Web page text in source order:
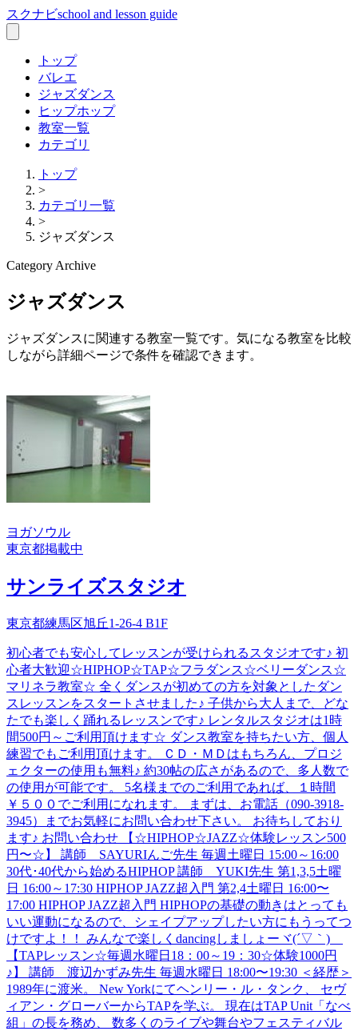
スクナビschool and lesson guide
トップ
バレエ
ジャズダンス
ヒップホップ
教室一覧
カテゴリ
トップ
>
カテゴリ一覧
>
ジャズダンス
Category Archive
ジャズダンス
ジャズダンスに関連する教室一覧です。気になる教室を比較
しながら詳細ページで条件を確認できます。
ヨガソウル
東京都掲載中
サンライズスタジオ
東京都練馬区旭丘1-26-4 B1F
初心者でも安心してレッスンが受けられるスタジオです♪ 初
心者大歓迎☆HIPHOP☆TAP☆フラダンス☆ベリーダンス☆
マリネラ教室☆ 全くダンスが初めての方を対象としたダン
スレッスンをスタートさせました♪ 子供から大人まで、どな
たでも楽しく踊れるレッスンです♪ レンタルスタジオは1時
間500円～ご利用頂けます☆ ダンス教室を持ちたい方、個人
練習でもご利用頂けます。 ＣＤ・ＭＤはもちろん、プロジ
ェクターの使用も無料♪ 約30帖の広さがあるので、多人数で
の使用が可能です。 5名様までのご利用であれば、１時間
￥５００でご利用になれます。 まずは、お電話（090-3918-
3945）までお気軽にお問い合わせ下さい。 お待ちしており
ます♪ お問い合わせ 【☆HIPHOP☆JAZZ☆体験レッスン500
円〜☆】 講師 SAYURIんご先生 毎週土曜日 15:00～16:00
30代･40代から始めるHIPHOP 講師 YUKI先生 第1,3,5土曜
日 16:00～17:30 HIPHOP JAZZ超入門 第2,4土曜日 16:00〜
17:00 HIPHOP JAZZ超入門 HIPHOPの基礎の動きはとっても
いい運動になるので、シェイプアップしたい方にもうってつ
けですよ！！ みんなで楽しくdancingしましょーヾ(´▽｀)ゞ
【TAPレッスン☆毎週水曜日18：00～19：30☆体験1000円
♪】 講師 渡辺かずみ先生 毎週水曜日 18:00〜19:30 ＜経歴＞
1989年に渡米。 New Yorkにてヘンリー・ル・タンク、 セヴ
ィアン・グローバーからTAPを学ぶ。 現在はTAP Unit「なべ
組」の長を務め、 数多くのライブや舞台やフェスティバル